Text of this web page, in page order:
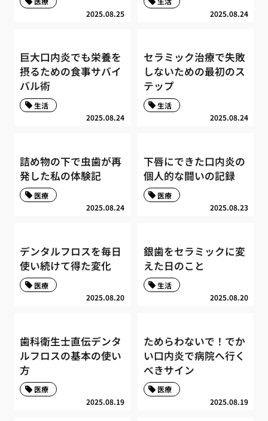
2025.08.25 2025.08.24
巨大口内炎でも栄養を
摂るための食事サバイ
バル術
2025.08.24
生活
セラミック治療で失敗
しないための最初のス
テップ
2025.08.24
生活
詰め物の下で虫歯が再
発した私の体験記
2025.08.24
医療
下唇にできた口内炎の
個人的な闘いの記録
2025.08.23
医療
デンタルフロスを毎日
使い続けて得た変化
2025.08.20
医療
銀歯をセラミックに変
えた日のこと
2025.08.20
生活
歯科衛生士直伝デンタ
ルフロスの基本の使い
方
2025.08.19
医療
ためらわないで！でか
い口内炎で病院へ行く
べきサイン
2025.08.19
医療